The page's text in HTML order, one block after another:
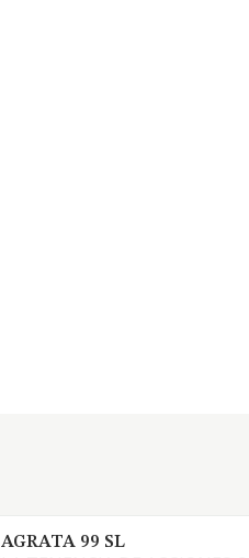
AGRATA 99 SL